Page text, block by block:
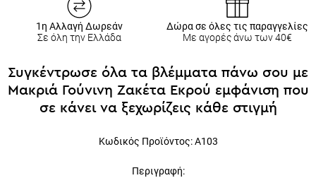
1η Αλλαγή Δωρεάν
Σε όλη την Ελλάδα
Δώρα σε όλες τις παραγγελίες
Με αγορές άνω των 40€
Συγκέντρωσε όλα τα βλέμματα πάνω σου με
Μακριά Γούνινη Ζακέτα Εκρού εμφάνιση που
σε κάνει να ξεχωρίζεις κάθε στιγμή
Κωδικός Προϊόντος: A103
Περιγραφή: